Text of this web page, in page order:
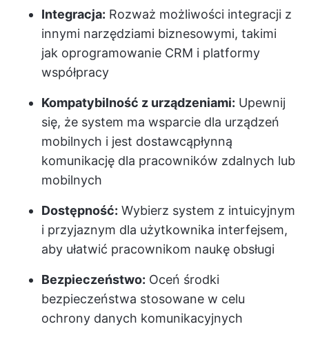
Integracja: Rozważ możliwości integracji z
innymi narzędziami biznesowymi, takimi
jak oprogramowanie CRM i platformy
współpracy
Kompatybilność z urządzeniami: Upewnij
się, że system ma wsparcie dla urządzeń
mobilnych i jest dostawcąpłynną
komunikację dla pracowników zdalnych lub
mobilnych
Dostępność: Wybierz system z intuicyjnym
i przyjaznym dla użytkownika interfejsem,
aby ułatwić pracownikom naukę obsługi
Bezpieczeństwo: Oceń środki
bezpieczeństwa stosowane w celu
ochrony danych komunikacyjnych